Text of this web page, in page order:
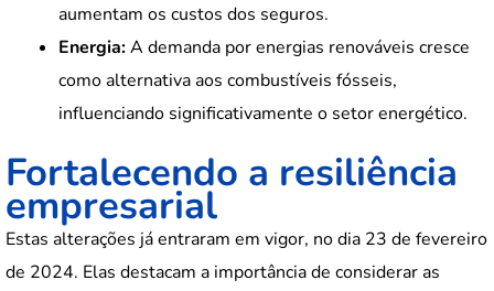
aumentam os custos dos seguros.
Energia:A demanda por energias renováveis cresce
como alternativa aos combustíveis fósseis,
influenciando significativamente o setor energético.
Fortalecendo a resiliência
empresarial
Estas alterações já entraram em vigor, no dia 23 de fevereiro
de 2024. Elas destacam a importância de considerar as